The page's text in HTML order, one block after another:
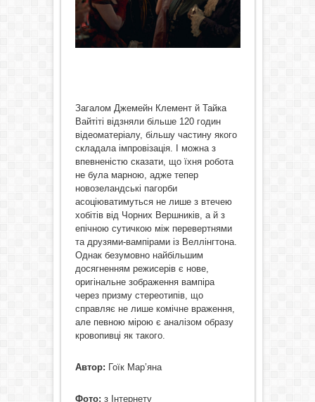
Загалом Джемейн Клемент й Тайка
Вайтіті відзняли більше 120 годин
відеоматеріалу, більшу частину якого
складала імпровізація. І можна з
впевненістю сказати, що їхня робота
не була марною, адже тепер
новозеландські пагорби
асоціюватимуться не лише з втечею
хобітів від Чорних Вершників, а й з
епічною сутичкою між перевертнями
та друзями-вампірами із Веллінгтона.
Однак безумовно найбільшим
досягненням режисерів є нове,
оригінальне зображення вампіра
через призму стереотипів, що
справляє не лише комічне враження,
але певною мірою є аналізом образу
кровопивці як такого.
Автор: Гоїк Мар’яна
Фото: з Інтернету